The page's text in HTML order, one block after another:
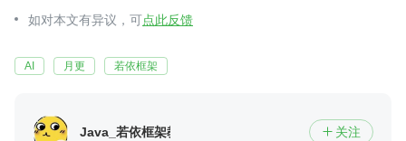
如对本文有异议，可点此反馈
AI 月更 若依框架
Java_若依框架教程  关注